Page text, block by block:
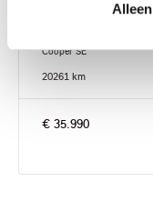
Cooper SE
20261 km
€ 35.990